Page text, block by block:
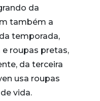
da
também a
temporada,
roupas pretas,
da terceira
usa roupas
vida.